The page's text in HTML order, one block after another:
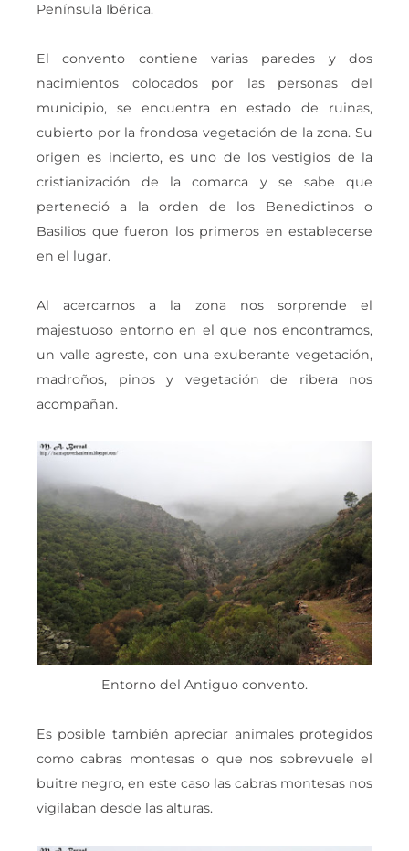
Península Ibérica.
El convento contiene varias paredes y dos
nacimientos colocados por las personas del
municipio, se encuentra en estado de ruinas,
cubierto por la frondosa vegetación de la zona. Su
origen es incierto, es uno de los vestigios de la
cristianización de la comarca y se sabe que
perteneció a la orden de los Benedictinos o
Basilios que fueron los primeros en establecerse
en el lugar.
Al acercarnos a la zona nos sorprende el
majestuoso entorno en el que nos encontramos,
un valle agreste, con una exuberante vegetación,
madroños, pinos y vegetación de ribera nos
acompañan.
Entorno del Antiguo convento.
Es posible también apreciar animales protegidos
como cabras montesas o que nos sobrevuele el
buitre negro, en este caso las cabras montesas nos
vigilaban desde las alturas.